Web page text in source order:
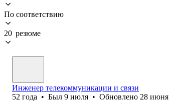
По соответствию
20 резюме
Инженер телекоммуникации и связи
52 года • Был 9 июля • Обновлено 28 июня